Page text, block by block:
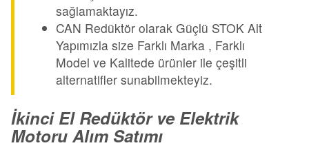
sağlamaktayız.
CAN Redüktör olarak Güçlü STOK Alt
Yapımızla size Farklı Marka , Farklı
Model ve Kalitede ürünler ile çeşitli
alternatifler sunabilmekteyiz.
İkinci El Redüktör ve Elektrik
Motoru Alım Satımı